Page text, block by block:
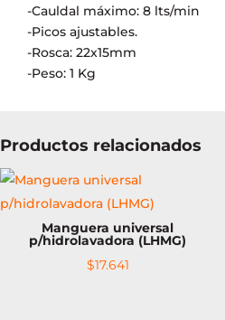
-Cauldal máximo: 8 lts/min
-Picos ajustables.
-Rosca: 22x15mm
-Peso: 1 Kg
Productos relacionados
Manguera universal
p/hidrolavadora (LHMG)
$17.641